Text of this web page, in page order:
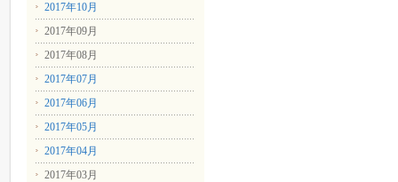
2017年10月
2017年09月
2017年08月
2017年07月
2017年06月
2017年05月
2017年04月
2017年03月